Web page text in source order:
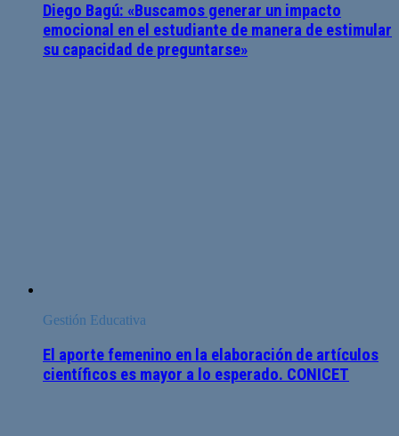
Diego Bagú: «Buscamos generar un impacto
emocional en el estudiante de manera de estimular
su capacidad de preguntarse»
Gestión Educativa
El aporte femenino en la elaboración de artículos
científicos es mayor a lo esperado. CONICET